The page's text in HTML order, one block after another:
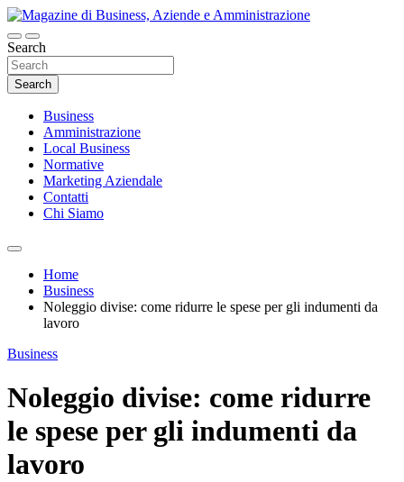
Skip
to
content
Magazine di Business, Aziende e
Amministrazione
Search
Search
Business
Amministrazione
Local Business
Normative
Marketing Aziendale
Contatti
Chi Siamo
Home
Business
Noleggio divise: come ridurre le spese per gli indumenti da
lavoro
Business
Noleggio divise: come ridurre
le spese per gli indumenti da
lavoro